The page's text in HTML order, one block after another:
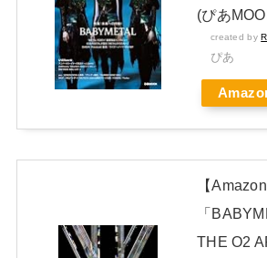
坂46】 NEW!
日本独自企画・限定生産盤「METAL
JAPAN EDITION)」着弾
【BABYMETAL】METAL FORTH
(ぴあ
created by
ぴあ
【
「
THE O2